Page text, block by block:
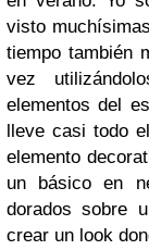
visto
tiempo también
vez
elementos del
lleve casi todo
elemento
un básico en
dorados sobre
crear un look